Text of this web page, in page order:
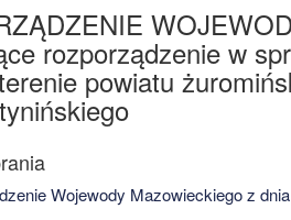
rozporządzenie w
powiatu
Wojewody Mazowieckiego z